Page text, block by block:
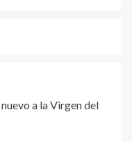
a la Virgen del